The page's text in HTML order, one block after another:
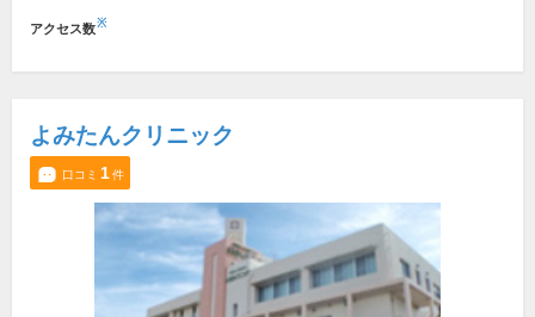
アクセス数※
よみたんクリニック
口コミ 1件